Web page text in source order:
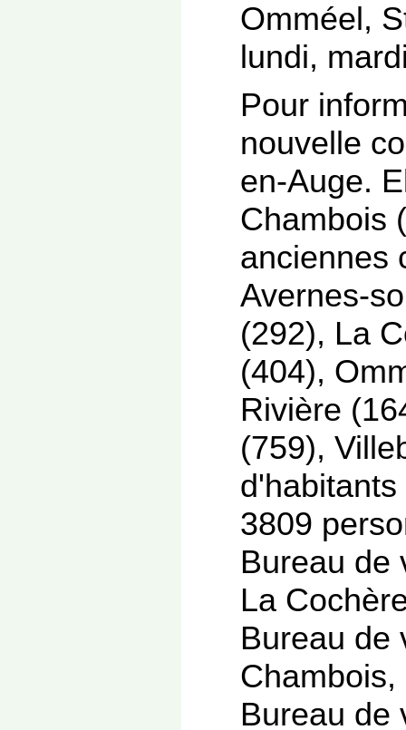
Omméel,
lundi,
Pour
nouvelle
en-Auge.
Chambois
anciennes
Avernes-
(292), La
(404),
Rivière
(759),
3809
Bureau de
La
Bureau de
Bureau de